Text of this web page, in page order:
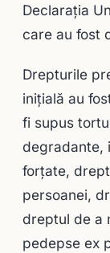
Declaraţia
care au fost
Drepturile
inițială au
fi supus
degradante,
forțate,
persoanei,
dreptul de a
pedepse ex